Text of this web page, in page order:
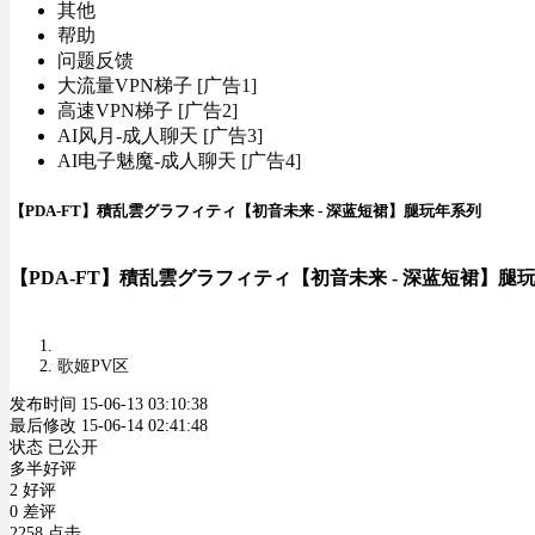
其他
帮助
问题反馈
大流量VPN梯子 [广告1]
高速VPN梯子 [广告2]
AI风月-成人聊天 [广告3]
AI电子魅魔-成人聊天 [广告4]
【PDA-FT】積乱雲グラフィティ【初音未来 - 深蓝短裙】腿玩年系列
【PDA-FT】積乱雲グラフィティ【初音未来 - 深蓝短裙】腿
歌姬PV区
发布时间 15-06-13 03:10:38
最后修改 15-06-14 02:41:48
状态 已公开
多半好评
2 好评
0 差评